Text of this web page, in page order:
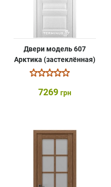
Двери модель 607
Арктика (застеклённая)
7269 грн